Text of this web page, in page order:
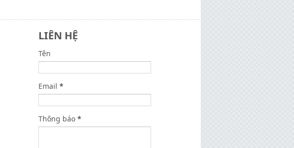
LIÊN HỆ
Tên
Email *
Thông báo *